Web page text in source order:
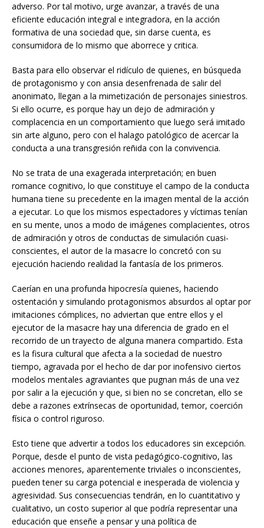
adverso. Por tal motivo, urge avanzar, a través de una
eficiente educación integral e integradora, en la acción
formativa de una sociedad que, sin darse cuenta, es
consumidora de lo mismo que aborrece y critica.
Basta para ello observar el ridículo de quienes, en búsqueda
de protagonismo y con ansia desenfrenada de salir del
anonimato, llegan a la mimetización de personajes siniestros.
Si ello ocurre, es porque hay un dejo de admiración y
complacencia en un comportamiento que luego será imitado
sin arte alguno, pero con el halago patológico de acercar la
conducta a una transgresión reñida con la convivencia.
No se trata de una exagerada interpretación; en buen
romance cognitivo, lo que constituye el campo de la conducta
humana tiene su precedente en la imagen mental de la acción
a ejecutar. Lo que los mismos espectadores y víctimas tenían
en su mente, unos a modo de imágenes complacientes, otros
de admiración y otros de conductas de simulación cuasi-
conscientes, el autor de la masacre lo concretó con su
ejecución haciendo realidad la fantasía de los primeros.
Caerían en una profunda hipocresía quienes, haciendo
ostentación y simulando protagonismos absurdos al optar por
imitaciones cómplices, no adviertan que entre ellos y el
ejecutor de la masacre hay una diferencia de grado en el
recorrido de un trayecto de alguna manera compartido. Esta
es la fisura cultural que afecta a la sociedad de nuestro
tiempo, agravada por el hecho de dar por inofensivo ciertos
modelos mentales agraviantes que pugnan más de una vez
por salir a la ejecución y que, si bien no se concretan, ello se
debe a razones extrínsecas de oportunidad, temor, coerción
física o control riguroso.
Esto tiene que advertir a todos los educadores sin excepción.
Porque, desde el punto de vista pedagógico-cognitivo, las
acciones menores, aparentemente triviales o inconscientes,
pueden tener su carga potencial e inesperada de violencia y
agresividad. Sus consecuencias tendrán, en lo cuantitativo y
cualitativo, un costo superior al que podría representar una
educación que enseñe a pensar y una política de